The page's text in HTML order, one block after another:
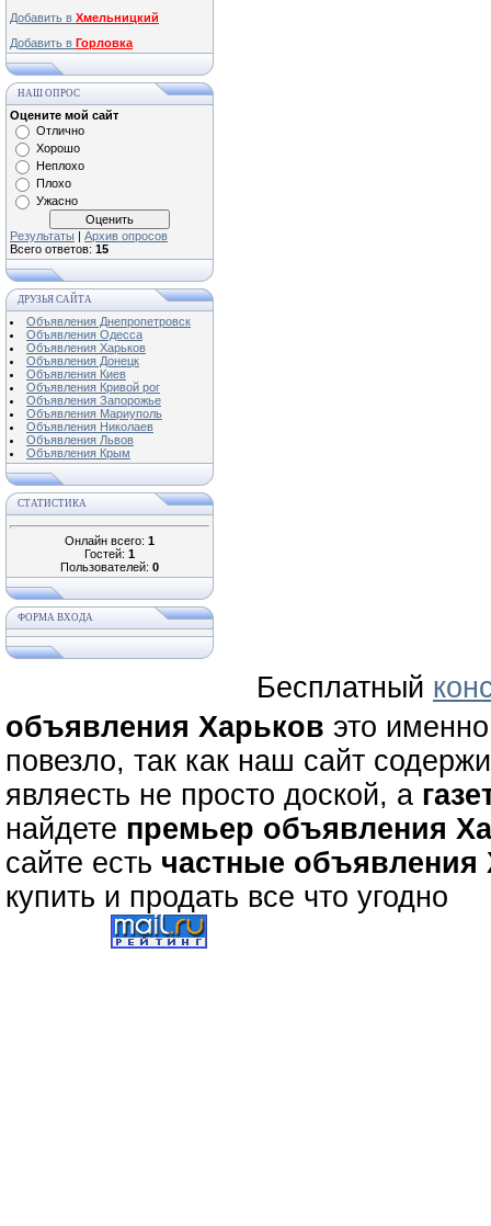
Добавить в Хмельницкий
Добавить в Горловка
НАШ ОПРОС
Оцените мой сайт
Отлично
Хорошо
Неплохо
Плохо
Ужасно
Результаты | Архив опросов
Всего ответов: 15
ДРУЗЬЯ САЙТА
Объявления Днепропетровск
Объявления Одесса
Объявления Харьков
Объявления Донецк
Объявления Киев
Объявления Кривой рог
Объявления Запорожье
Объявления Мариуполь
Объявления Николаев
Объявления Львов
Объявления Крым
СТАТИСТИКА
Онлайн всего: 1
Гостей: 1
Пользователей: 0
ФОРМА ВХОДА
Бесплатный
объявления Харьков это
повезло, так как наш сайт
являесть не просто доской, а
найдете премьер объявления
сайте есть частные объявления
купить и продать все что угодно